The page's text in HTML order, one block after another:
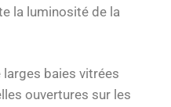
la luminosité de la
baies vitrées
ouvertures sur les